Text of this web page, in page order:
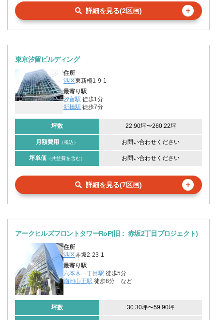
詳細を見る(2区画) ＋
東京汐留ビルディング
住所
港区東新橋1-9-1
最寄り駅
汐留駅 徒歩1分
新橋駅 徒歩7分
坪数 22.90坪〜260.22坪
月額費用 （税込） お問い合わせください
坪単価 （共益費を含む） お問い合わせください
詳細を見る(7区画) ＋
アークヒルズフロントタワーRoP(旧： 赤坂2丁目プロジェクト)
住所
港区赤坂2-23-1
最寄り駅
六本木一丁目駅 徒歩5分
溜池山王駅 徒歩8分 など
坪数 30.30坪〜59.90坪